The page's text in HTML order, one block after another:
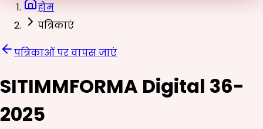
होम
पत्रिकाएं
पत्रिकाओं पर वापस जाएं
SITIMMFORMA Digital 36-
2025